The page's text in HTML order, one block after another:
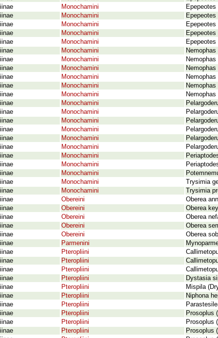
Monochamini
Monochamini
Monochamini
Monochamini
Monochamini
Monochamini
Monochamini
Monochamini
Monochamini
Monochamini
Monochamini
Monochamini
Monochamini
Monochamini
Monochamini
Monochamini
Monochamini
Monochamini
Monochamini
Monochamini
Monochamini
Trysimia
Monochamini
Trysimia
Obereini
Oberea
Obereini
Oberea
Obereini
Oberea
Obereini
Oberea
Obereini
Oberea
Parmenini
Pteropliini
Pteropliini
Pteropliini
Pteropliini
Dystasia
Pteropliini
Mispila
Pteropliini
Niphona
Pteropliini
Pteropliini
Prosoplus
Pteropliini
Prosoplus
Pteropliini
Prosoplus